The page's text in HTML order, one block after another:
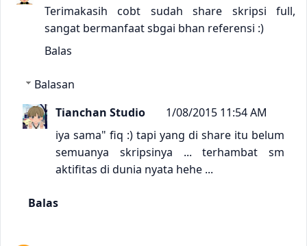
Terimakasih cobt sudah share skripsi full,
sangat bermanfaat sbgai bhan referensi :)
Balas
Balasan
Tianchan Studio
1/08/2015 11:54 AM
iya sama" fiq :) tapi yang di share itu belum
semuanya skripsinya ... terhambat sm
aktifitas di dunia nyata hehe ...
Balas